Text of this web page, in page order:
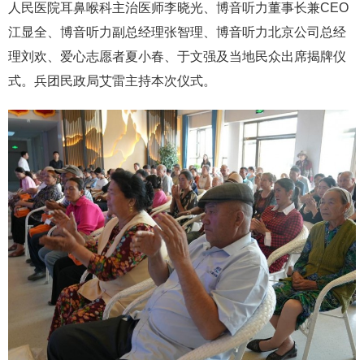
人民医院耳鼻喉科主治医师李晓光、博音听力董事长兼CEO
江显全、博音听力副总经理张智理、博音听力北京公司总经
理刘欢、爱心志愿者夏小春、于文强及当地民众出席揭牌仪
式。兵团民政局艾雷主持本次仪式。